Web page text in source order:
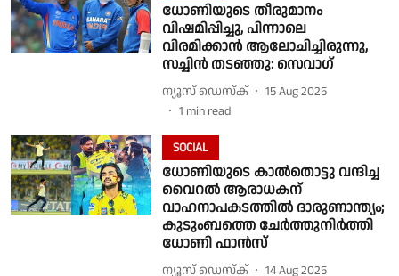
ധോണിയുടെ തീരുമാനം
വിഷമിപ്പിച്ചു, പിന്നാലെ
വിരമിക്കാന്‍ ആലോചിച്ചിരുന്നു,
സച്ചിൻ തടഞ്ഞു: സെവാഗ്
ന്യൂസ് ഡെസ്ക്
15 Aug 2025
1 min read
SOCIAL
ധോണിയുടെ കാൽതൊട്ടു വന്ദിച്ച
വൈറൽ ആരാധകന്
വാഹനാപകടത്തിൽ ദാരുണാന്ത്യം;
കുടുംബത്തെ ചേർത്തുനിർത്തി
ധോണി ഫാൻസ്
ന്യൂസ് ഡെസ്ക് 14 Aug 2025